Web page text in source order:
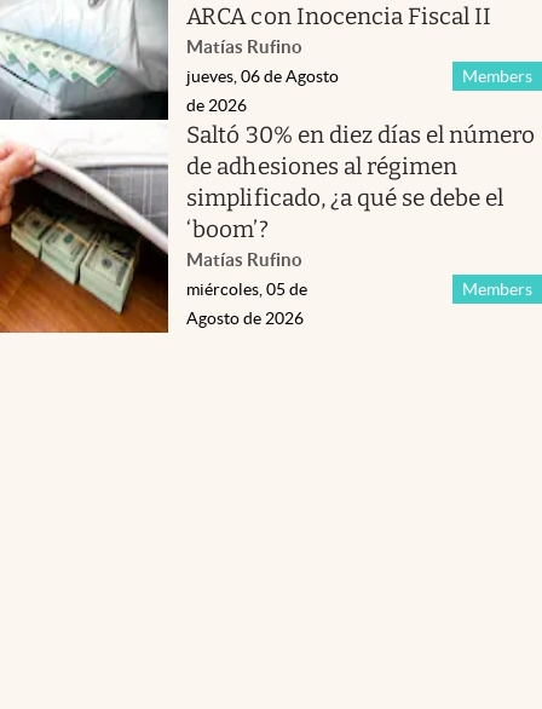
ARCA con Inocencia Fiscal II
Matías Rufino
Members
jueves, 06 de Agosto
de 2026
Saltó 30% en diez días el número
de adhesiones al régimen
simplificado, ¿a qué se debe el
‘boom’?
Matías Rufino
Members
miércoles, 05 de
Agosto de 2026